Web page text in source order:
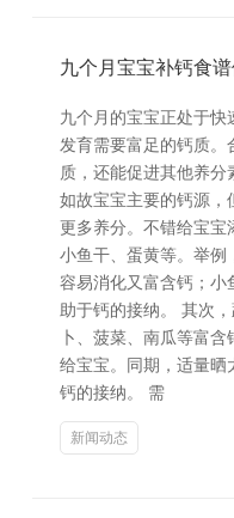
九个月宝宝补钙食
九个月的宝宝正处于快
发育需要富足的钙质
质，还能促进其他养
如故宝宝主要的钙源，
更多养分。不错给宝宝
小鱼干、蛋黄等。举例
容易消化又富含钙；小
助于钙的接纳。 其次
卜、菠菜、南瓜等富
给宝宝。同期，适量晒
钙的接纳。 需
新闻动态